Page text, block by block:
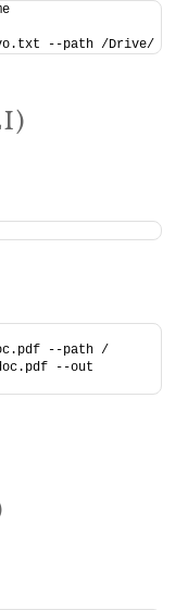
--path /Drive/
--path /
--out